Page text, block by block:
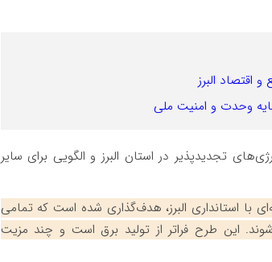
اقتصاد البرز
وحدت و امنیت ملی
تجدیدپذیر در استان البرز و الگویی برای سایر
با استانداری البرز، هدف‌گذاری شده است که تمامی
این طرح فراتر از تولید برق است و چند مزیت